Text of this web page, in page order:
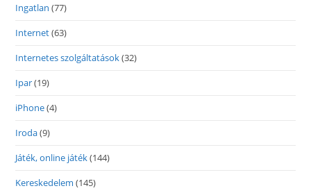
Ingatlan (77)
Internet(63)
Internetes szolgáltatások(32)
Ipar(19)
iPhone(4)
Iroda(9)
Játék, online játék(144)
Kereskedelem (145)